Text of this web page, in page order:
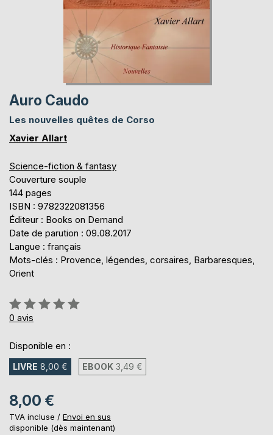
Auro Caudo
Les nouvelles quêtes de Corso
Xavier Allart
Science-fiction & fantasy
Couverture souple
144 pages
ISBN : 9782322081356
Éditeur : Books on Demand
Date de parution : 09.08.2017
Langue : français
Mots-clés : Provence, légendes, corsaires, Barbaresques,
Orient
Évaluation:
0%
0 avis
Disponible en :
LIVRE 8,00 € EBOOK 3,49 €
8,00 €
TVA incluse / Envoi en sus
disponible (dès maintenant)